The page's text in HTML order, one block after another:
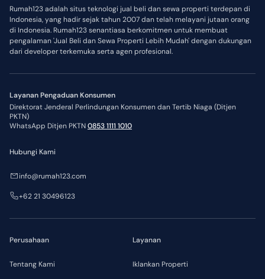
Rumah123 adalah situs teknologi jual beli dan sewa properti terdepan di
Indonesia, yang hadir sejak tahun 2007 dan telah melayani jutaan orang
di Indonesia. Rumah123 senantiasa berkomitmen untuk membuat
pengalaman 'Jual Beli dan Sewa Properti Lebih Mudah' dengan dukungan
dari developer terkemuka serta agen profesional.
Layanan Pengaduan Konsumen
Direktorat Jenderal Perlindungan Konsumen dan Tertib Niaga (Ditjen
PKTN)
WhatsApp Ditjen PKTN0853 1111 1010
Perusahaan
Tentang Kami
Layanan
Iklankan Properti
Hubungi Kami
info@rumah123.com
+62 21 30496123